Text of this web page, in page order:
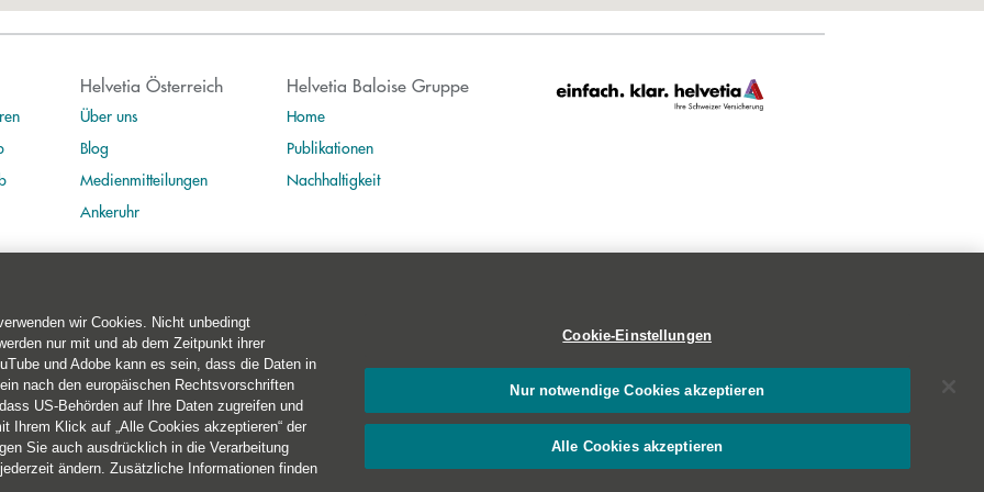
Helvetia Österreich
Über uns
Blog
Medienmitteilungen
Ankeruhr
Helvetia Baloise Gruppe
Home
Publikationen
Nachhaltigkeit
10-11· 1010 Wien·+43 50 222-1000
·Cookies
wir Cookies. Nicht unbedingt
nur mit und ab dem Zeitpunkt ihrer
und Adobe kann es sein, dass die Daten in
nach den europäischen Rechtsvorschriften
US-Behörden auf Ihre Daten zugreifen und
Ihrem Klick auf „Alle Cookies akzeptieren“ der
Sie auch ausdrücklich in die Verarbeitung
ändern. Zusätzliche Informationen finden
Cookie-Einstellungen
Nur notwendige Cookies akzeptieren
Alle Cookies akzeptieren